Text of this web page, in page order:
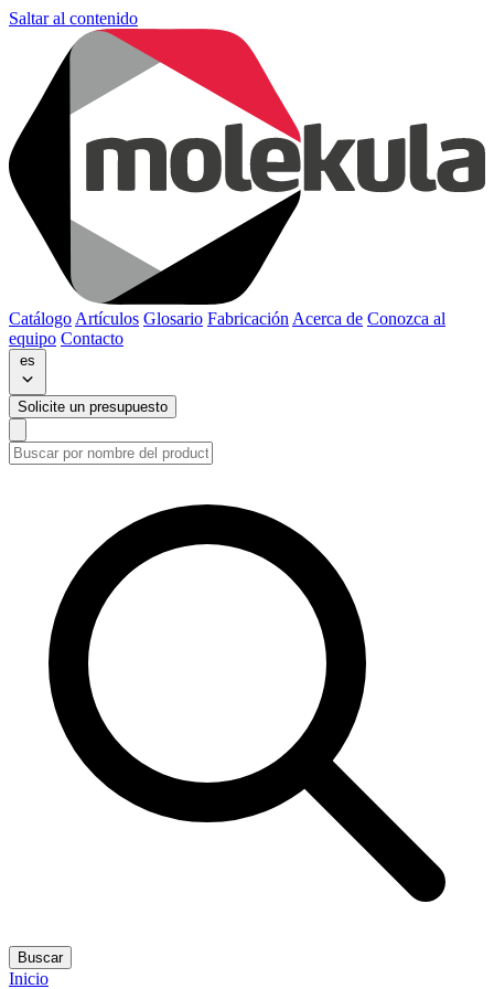
Saltar al contenido
Catálogo Artículos Glosario Fabricación Acerca de Conozca al
equipo Contacto
es
Solicite un presupuesto
Buscar
Inicio